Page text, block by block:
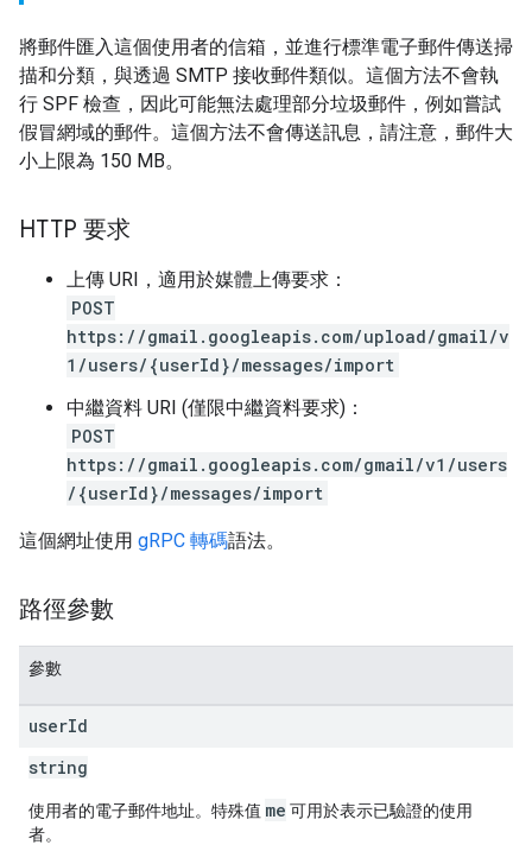
將郵件匯入這個使用者的信箱，並進行標準電子郵件傳送掃
描和分類，與透過 SMTP 接收郵件類似。這個方法不會執
行 SPF 檢查，因此可能無法處理部分垃圾郵件，例如嘗試
假冒網域的郵件。這個方法不會傳送訊息，請注意，郵件大
小上限為 150 MB。
HTTP 要求
上傳 URI，適用於媒體上傳要求：
POST
https://gmail.googleapis.com/upload/gmail/v
1/users/{userId}/messages/import
中繼資料 URI (僅限中繼資料要求)：
POST
https://gmail.googleapis.com/gmail/v1/users
/{userId}/messages/import
這個網址使用 gRPC 轉碼語法。
路徑參數
參數
userId
string
使用者的電子郵件地址。特殊值 me 可用於表示已驗證的使用
者。